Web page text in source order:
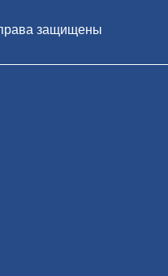
защищены